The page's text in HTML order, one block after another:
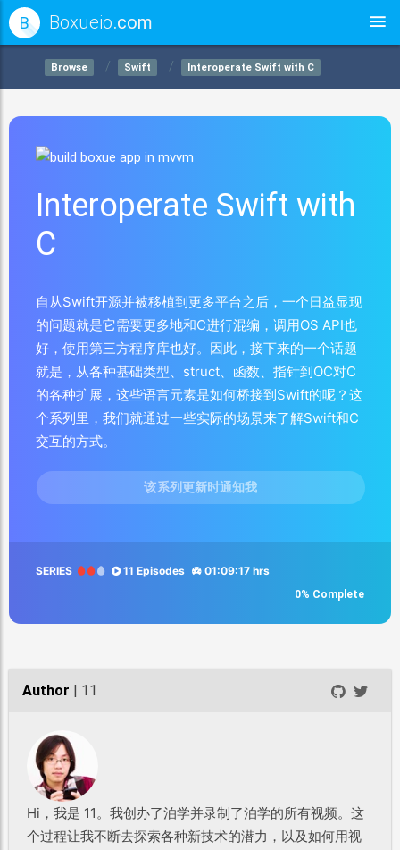
B Boxueio.com
Browse Swift Interoperate Swift with C
Interoperate Swift with
C
自从Swift开源并被移植到更多平台之后，一个日益显现
的问题就是它需要更多地和C进行混编，调用OS API也
好，使用第三方程序库也好。因此，接下来的一个话题
就是，从各种基础类型、struct、函数、指针到OC对C
的各种扩展，这些语言元素是如何桥接到Swift的呢？这
个系列里，我们就通过一些实际的场景来了解Swift和C
交互的方式。
该系列更新时通知我
SERIES 11 Episodes 01:09:17 hrs
0% Complete
Author | 11
Hi，我是 11。我创办了泊学并录制了泊学的所有视频。这
个过程让我不断去探索各种新技术的潜力，以及如何用视